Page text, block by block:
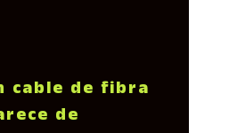
cable de fibra
de